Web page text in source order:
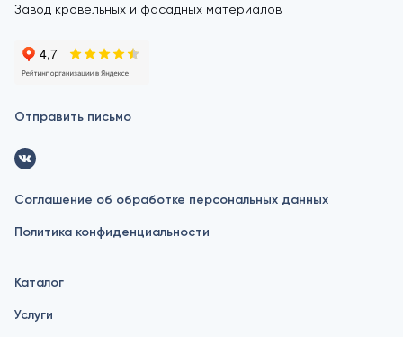
Завод кровельных и фасадных материалов
Отправить письмо
Соглашение об обработке персональных данных
Политика конфиденциальности
Каталог
Услуги